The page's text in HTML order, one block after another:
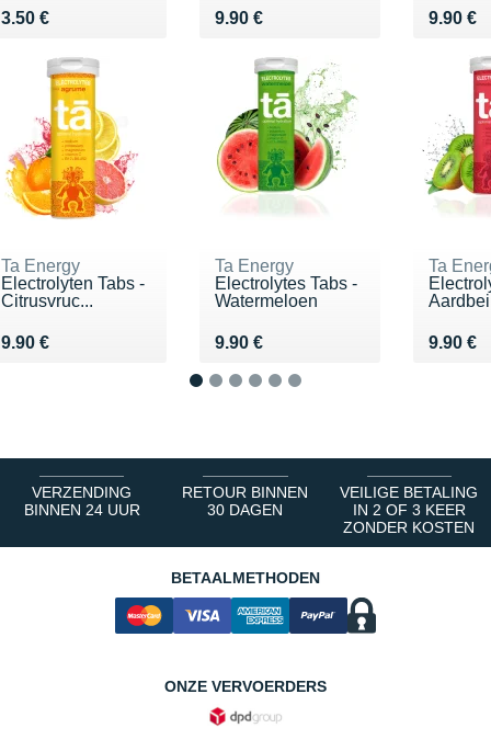
3.50 €
Vendu 3.50 € 9.90 €
Vendu 9.90 € 9.90 €
Vendu
Ta Energy
Electrolyten Tabs -
Citrusvruc...
9.90 €
Vendu 9.90 €
Ta Energy
Electrolytes Tabs -
Watermeloen
9.90 €
Vendu 9.90 €
Ta
9.90 €
Vendu
VERZENDING
BINNEN 24 UUR
RETOUR BINNEN
30 DAGEN
VEILIGE BETALING
IN 2 OF 3 KEER
ZONDER KOSTEN
BETAALMETHODEN
ONZE VERVOERDERS